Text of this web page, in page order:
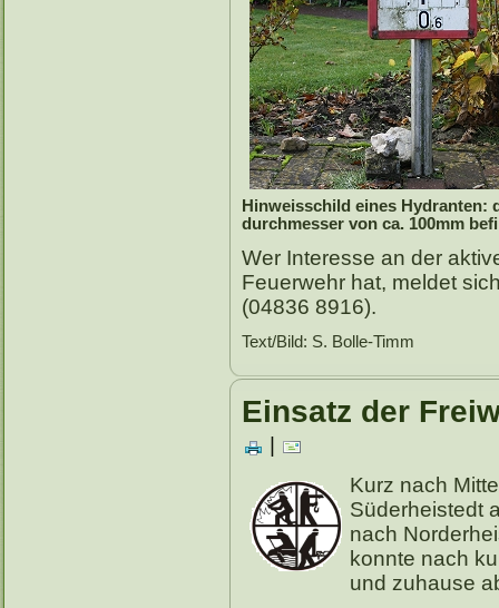
Hinweisschild eines Hydranten:
durchmesser von ca. 100mm
Wer Interesse an der
Feuerwehr hat, meldet
(04836 8916).
Text/Bild: S. Bolle-Timm
Einsatz der
|
Kurz nach
Süderheistedt
nach
konnte nach
und zuhause